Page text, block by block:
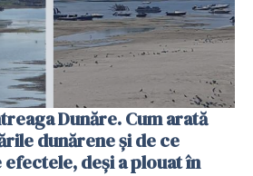
Dunăre. Cum arată
dunărene și de ce
deși a plouat în